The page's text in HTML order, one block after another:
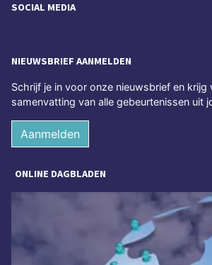
SOCIAL MEDIA
NIEUWSBRIEF AANMELDEN
Schrijf je in voor onze nieuwsbrief en krijg
samenvatting van alle gebeurtenissen uit
Aanmelden
ONLINE DAGBLADEN